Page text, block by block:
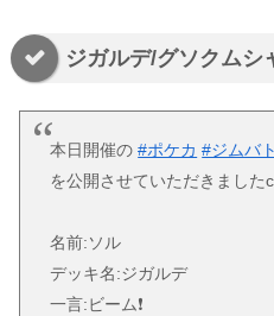
ジガルデ/グソクムシ
本日開催の#ポケカ #ジムバ
を公開させていただきました
名前:ソル
デッキ名:ジガルデ
一言:ビーム❗